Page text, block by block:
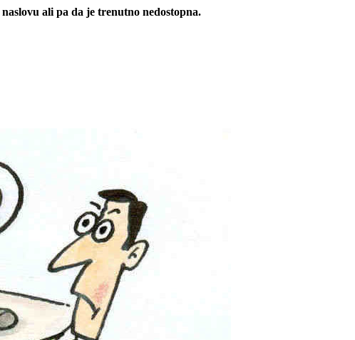
ali pa da je trenutno nedostopna.